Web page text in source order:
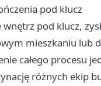
pod klucz
pod klucz,
mieszkaniu lub
całego procesu
różnych ekip